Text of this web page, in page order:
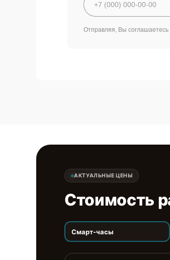
Отправляя, Вы соглашаетесь
АКТУАЛЬНЫЕ ЦЕНЫ
Стоимость
Смарт-часы